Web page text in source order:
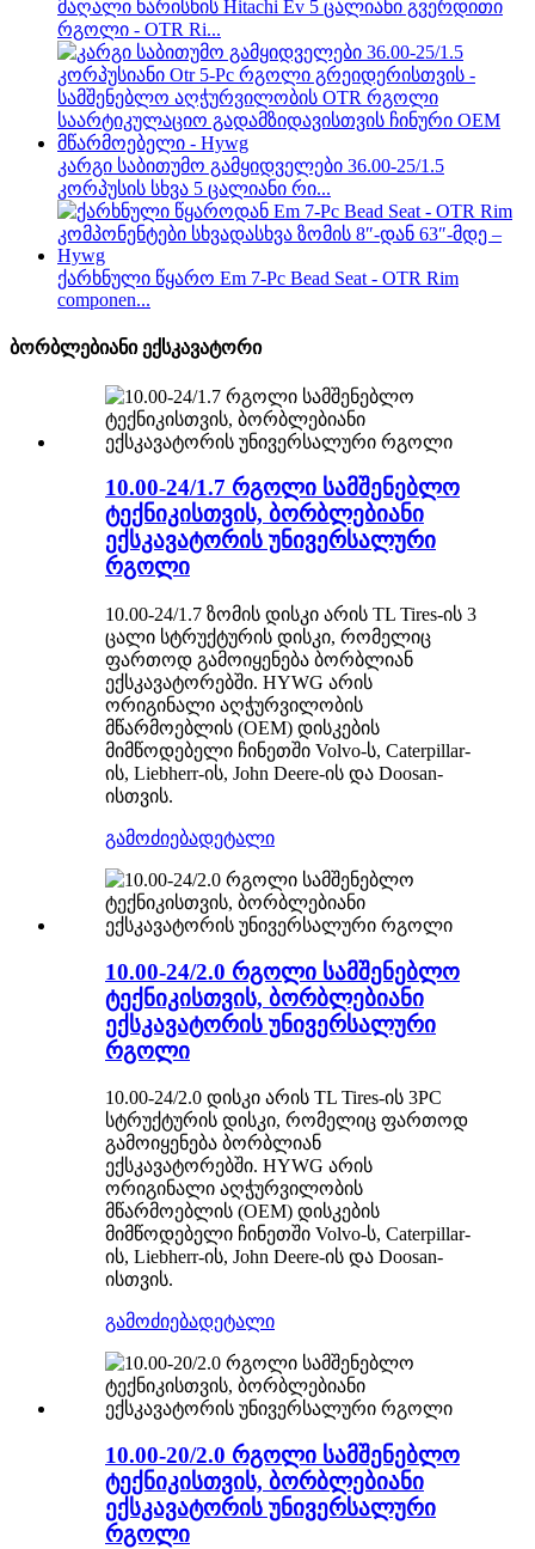
მაღალი ხარისხის Hitachi Ev 5 ცალიანი გვერდითი
რგოლი - OTR Ri...
კარგი საბითუმო გამყიდველები 36.00-25/1.5
კორპუსის სხვა 5 ცალიანი რი...
ქარხნული წყარო Em 7-Pc Bead Seat - OTR Rim
componen...
ბორბლებიანი ექსკავატორი
10.00-24/1.7 რგოლი სამშენებლო
ტექნიკისთვის, ბორბლებიანი
ექსკავატორის უნივერსალური
რგოლი
10.00-24/1.7 ზომის დისკი არის TL Tires-ის 3
ცალი სტრუქტურის დისკი, რომელიც
ფართოდ გამოიყენება ბორბლიან
ექსკავატორებში. HYWG არის
ორიგინალი აღჭურვილობის
მწარმოებლის (OEM) დისკების
მიმწოდებელი ჩინეთში Volvo-ს, Caterpillar-
ის, Liebherr-ის, John Deere-ის და Doosan-
ისთვის.
გამოძიებადეტალი
10.00-24/2.0 რგოლი სამშენებლო
ტექნიკისთვის, ბორბლებიანი
ექსკავატორის უნივერსალური
რგოლი
10.00-24/2.0 დისკი არის TL Tires-ის 3PC
სტრუქტურის დისკი, რომელიც ფართოდ
გამოიყენება ბორბლიან
ექსკავატორებში. HYWG არის
ორიგინალი აღჭურვილობის
მწარმოებლის (OEM) დისკების
მიმწოდებელი ჩინეთში Volvo-ს, Caterpillar-
ის, Liebherr-ის, John Deere-ის და Doosan-
ისთვის.
გამოძიებადეტალი
10.00-20/2.0 რგოლი სამშენებლო
ტექნიკისთვის, ბორბლებიანი
ექსკავატორის უნივერსალური
რგოლი